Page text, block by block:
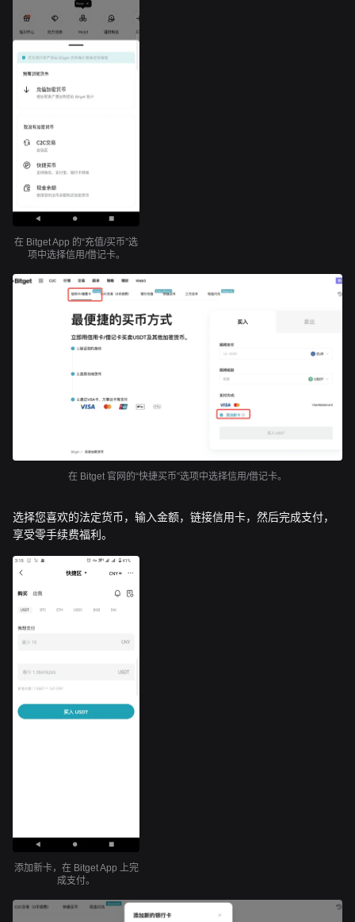
在 Bitget App 的“充值/买币”选
项中选择信用/借记卡。
在 Bitget 官网的“快捷买币”选项中选择信用/借记卡。
选择您喜欢的法定货币，输入金额，链接信用卡，然后完成支付，
享受零手续费福利。
添加新卡，在 Bitget App 上完
成支付。